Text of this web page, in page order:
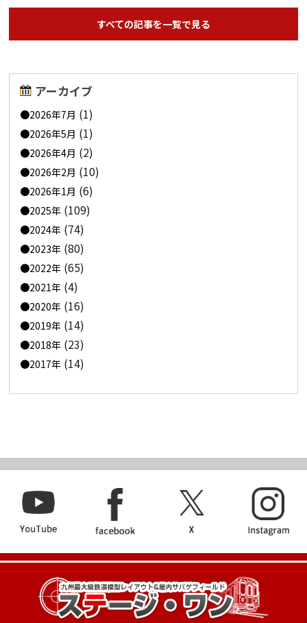
すべての記事を一覧で見る
アーカイブ
2026年7月 (1)
2026年5月 (1)
2026年4月 (2)
2026年2月 (10)
2026年1月 (6)
2025年 (109)
2024年 (74)
2023年 (80)
2022年 (65)
2021年 (4)
2020年 (16)
2019年 (14)
2018年 (23)
2017年 (14)